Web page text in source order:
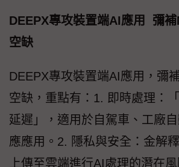
DEEPX專攻裝置端AI應用 彌
空缺
DEEPX專攻裝置端AI應用，彌
空缺，重點有：1. 即時處理：
延遲」，適用於自駕車、工廠
應應用。2. 隱私與安全：金解
上傳至雲端進行AI處理的潛在